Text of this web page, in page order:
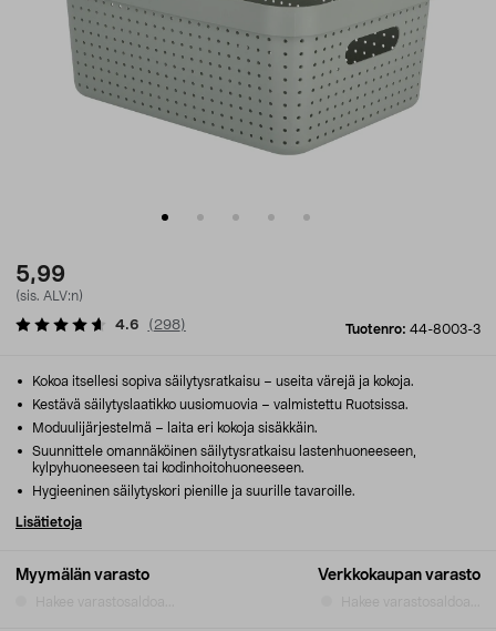
5,99
(sis. ALV:n)
Tuotenro: 44-8003-3
4.6 ( 298)
Myymälän varasto Verkkokaupan varasto
Kokoa itsellesi sopiva säilytysratkaisu – useita värejä ja kokoja.
Kestävä säilytyslaatikko uusiomuovia – valmistettu Ruotsissa.
Moduulijärjestelmä – laita eri kokoja sisäkkäin.
Suunnittele omannäköinen säilytysratkaisu lastenhuoneeseen,
kylpyhuoneeseen tai kodinhoitohuoneeseen.
Hygieeninen säilytyskori pienille ja suurille tavaroille.
Lisätietoja